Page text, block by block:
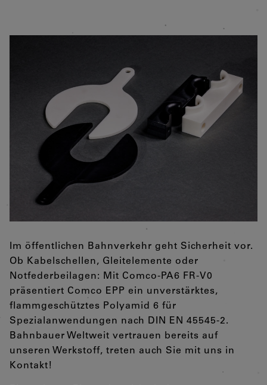
Im öffentlichen Bahnverkehr geht Sicherheit vor.
Ob Kabelschellen, Gleitelemente oder
Notfederbeilagen: Mit Comco-PA6 FR-V0
präsentiert Comco EPP ein unverstärktes,
flammgeschütztes Polyamid 6 für
Spezialanwendungen nach DIN EN 45545-2.
Bahnbauer Weltweit vertrauen bereits auf
unseren Werkstoff, treten auch Sie mit uns in
Kontakt!